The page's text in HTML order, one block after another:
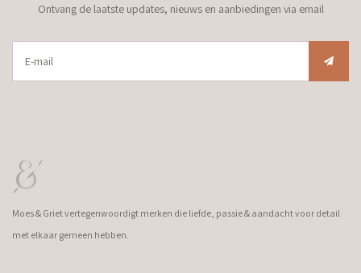
Ontvang de laatste updates, nieuws en aanbiedingen via email
Moes & Griet vertegenwoordigt merken die liefde, passie & aandacht voor detail
met elkaar gemeen hebben.